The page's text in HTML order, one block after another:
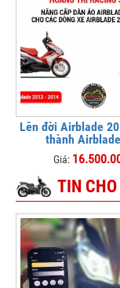
Lên đời Airblade
thành
Giá:
TIN